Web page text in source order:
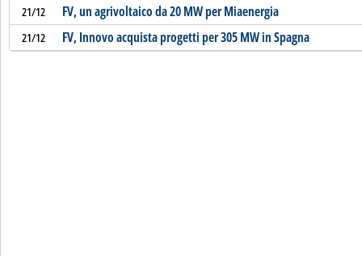
21/12 FV, un agrivoltaico da 20 MW per Miaenergia
21/12 FV, Innovo acquista progetti per 305 MW in Spagna